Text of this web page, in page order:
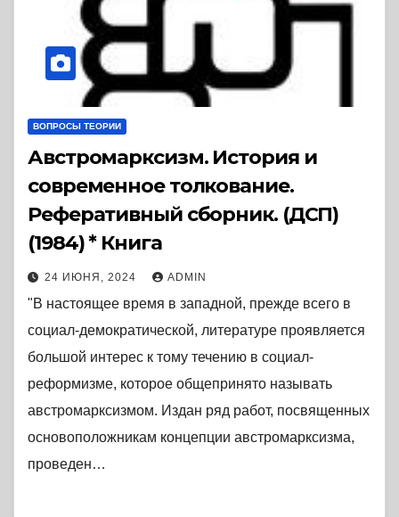
ВОПРОСЫ ТЕОРИИ
Австромарксизм. История и
современное толкование.
Реферативный сборник. (ДСП)
(1984) * Книга
24 ИЮНЯ, 2024 ADMIN
"В настоящее время в западной, прежде всего в
социал-демократической, литературе проявляется
большой интерес к тому течению в социал-
реформизме, которое общепринято называть
австромарксизмом. Издан ряд работ, посвященных
основоположникам концепции австромарксизма,
проведен…